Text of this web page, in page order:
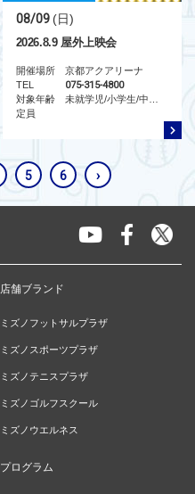
08/09 (日)
2026.8.9 屋外上映会
開催場所
京都アクアリーナ
TEL
075-315-4800
対象年齢
定員
5 6 ›
店舗ブランド
ミズノフットサルプラザ
ミズノスポーツプラザ
ミズノテニスプラザ
ミズノゴルフスクール
ミズノウエルネス
プログラム